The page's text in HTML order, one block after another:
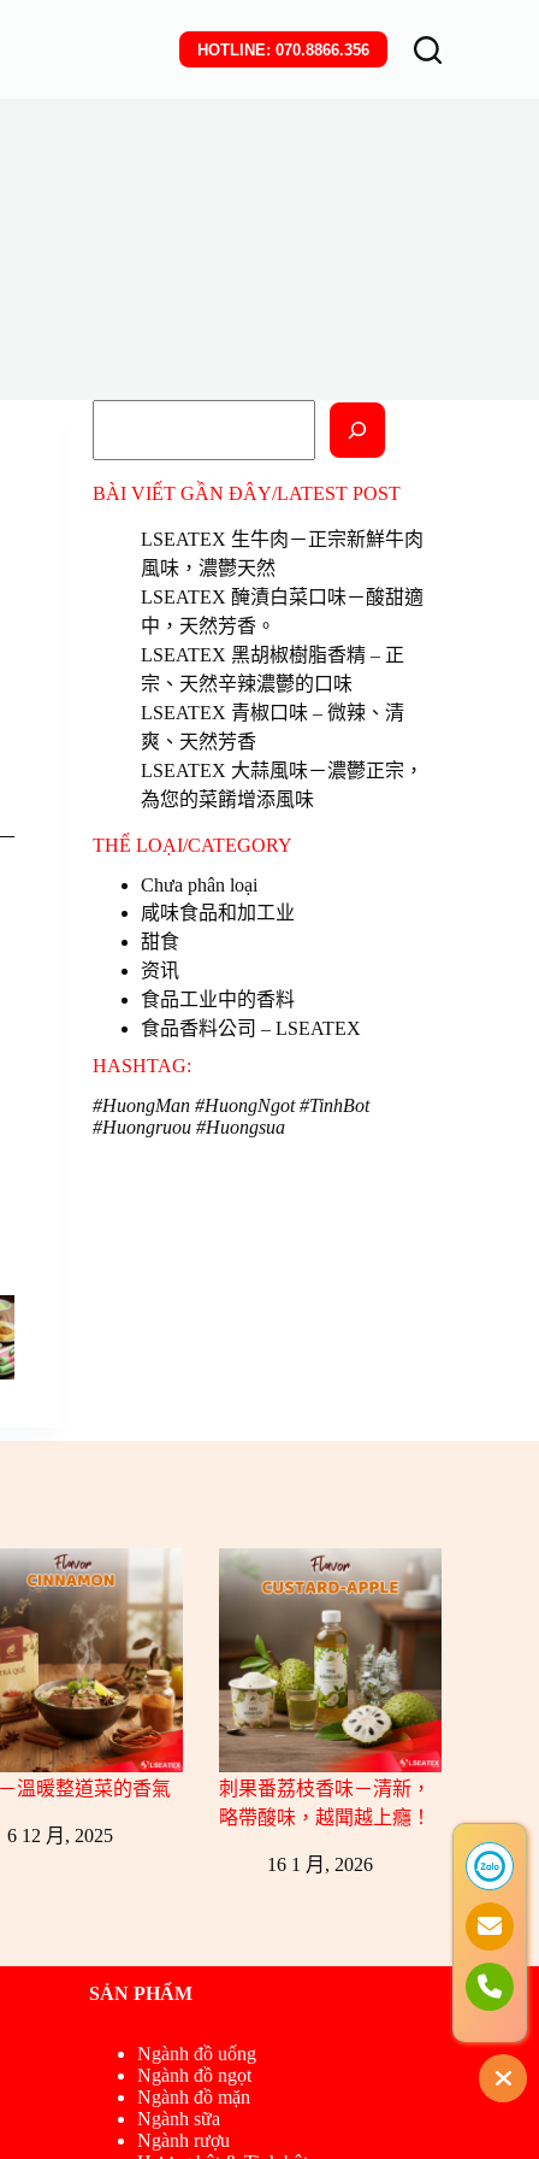
HOTLINE: 070.8866.356
BÀI VIẾT GẦN ĐÂY/LATEST POST
LSEATEX 生牛肉－正宗新鮮牛肉
風味，濃鬱天然
LSEATEX 醃漬白菜口味－酸甜適
中，天然芳香。
LSEATEX 黑胡椒樹脂香精 – 正
宗、天然辛辣濃鬱的口味
LSEATEX 青椒口味 – 微辣、清
爽、天然芳香
LSEATEX 大蒜風味－濃鬱正宗，
為您的菜餚增添風味
THỂ LOẠI/CATEGORY
Chưa phân loại
咸味食品和加工业
甜食
资讯
食品工业中的香料
食品香料公司 – LSEATEX
HASHTAG:
#HuongMan #HuongNgot #TinhBot
#Huongruou #Huongsua
溫暖整道菜的香氣
6 12 月, 2025
刺果番荔枝香味－清新，
略帶酸味，越聞越上癮！
16 1 月, 2026
SẢN PHẨM
Ngành đồ uống
Ngành đồ ngọt
Ngành đồ mặn
Ngành sữa
Ngành rượu